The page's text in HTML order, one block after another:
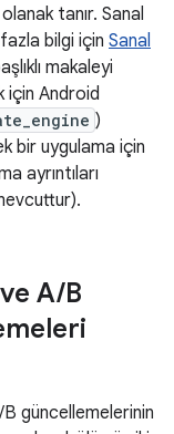
tanır. Sanal
bilgi için Sanal
makaleyi
için Android
)
bir uygulama için
ayrıntıları
A/B
güncellemelerinin